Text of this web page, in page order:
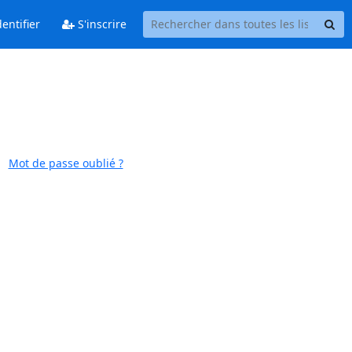
S'inscrire
Mot de passe oublié ?